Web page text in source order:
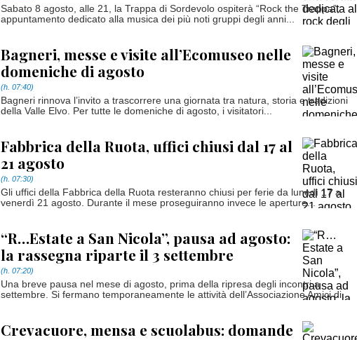
Sabato 8 agosto, alle 21, la Trappa di Sordevolo ospiterà “Rock the Trappa”,
appuntamento dedicato alla musica dei più noti gruppi degli anni...
Bagneri, messe e visite all’Ecomuseo nelle
domeniche di agosto
(h. 07:40)
Bagneri rinnova l’invito a trascorrere una giornata tra natura, storia e tradizioni
della Valle Elvo. Per tutte le domeniche di agosto, i visitatori...
Fabbrica della Ruota, uffici chiusi dal 17 al
21 agosto
(h. 07:30)
Gli uffici della Fabbrica della Ruota resteranno chiusi per ferie da lunedì 17 a
venerdì 21 agosto. Durante il mese proseguiranno invece le aperture...
“R…Estate a San Nicola”, pausa ad agosto:
la rassegna riparte il 3 settembre
(h. 07:20)
Una breve pausa nel mese di agosto, prima della ripresa degli incontri a
settembre. Si fermano temporaneamente le attività dell’Associazione Amici di...
Crevacuore, mensa e scuolabus: domande